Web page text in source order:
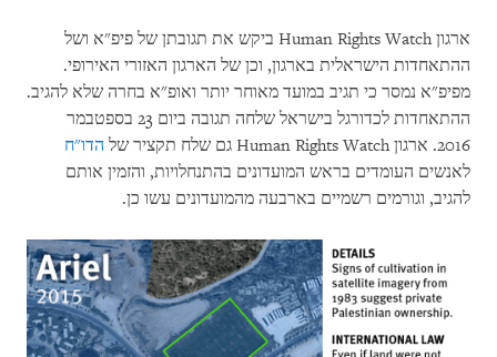
ארגוןHuman Rights Watch ביקש את תגובתן של פיפ"א ושל
ההתאחדות הישראלית בארגון, וכן של הארגון האזורי האירופי.
מפיפ"א נמסר כי תגיב במועד מאוחר יותר ואופ"א בחרה שלא להגיב.
ההתאחדות לכדורגל בישראל שלחה תגובה ביום 23 בספטבמר
2016. ארגון
Human Rights Watch גם שלח תקציר של הדו"ח
לאנשים העומדים בראש המועדונים בהתנחלויות, והזמין אותם
להגיב, וגורמים רשמיים בארבעה מהמועדונים עשו כן.